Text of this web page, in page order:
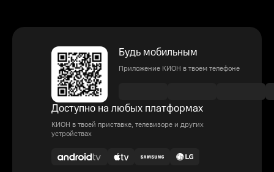
Будь мобильным
Приложение КИОН в твоем телефоне
Доступно на любых платформах
КИОН в твоей приставке, телевизоре и других
устройствах